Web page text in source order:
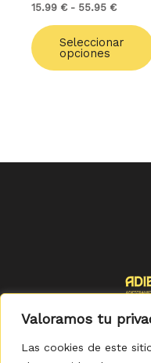
Valoramos tu
Las cookies de este
15.99 € - 55.95 €
Seleccionar
opciones